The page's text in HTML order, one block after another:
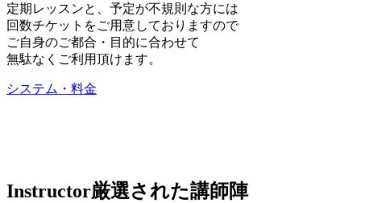
定期レッスンと、予定が不規則な方には
回数チケットをご用意しておりますので
ご自身のご都合・目的に合わせて
無駄なくご利用頂けます。
システム・料金
Instructor厳選された講師陣